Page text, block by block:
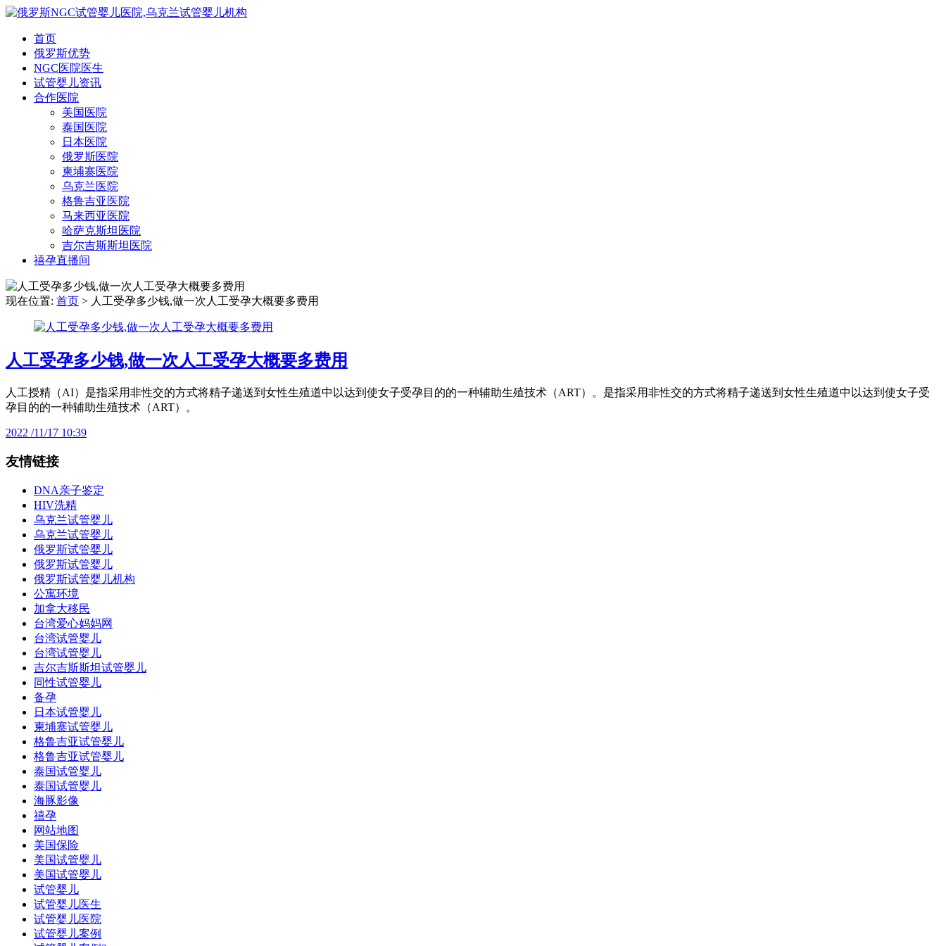
首页
俄罗斯优势
NGC医院医生
试管婴儿资讯
合作医院
美国医院
泰国医院
日本医院
俄罗斯医院
柬埔寨医院
乌克兰医院
格鲁吉亚医院
马来西亚医院
哈萨克斯坦医院
吉尔吉斯斯坦医院
禧孕直播间
现在位置: 首页 > 人工受孕多少钱,做一次人工受孕大概要多费用
人工受孕多少钱,做一次人工受孕大概要多费用
人工授精（AI）是指采用非性交的方式将精子递送到女性生殖道中以达到使女子受孕目的的一种辅助生殖技术（ART）。是指采用非性交的方式将精子递送到女性生殖道中以达到使女子受
孕目的的一种辅助生殖技术（ART）。
2022 /11/17 10:39
友情链接
DNA亲子鉴定
HIV洗精
乌克兰试管婴儿
乌克兰试管婴儿
俄罗斯试管婴儿
俄罗斯试管婴儿
俄罗斯试管婴儿机构
公寓环境
加拿大移民
台湾爱心妈妈网
台湾试管婴儿
台湾试管婴儿
吉尔吉斯斯坦试管婴儿
同性试管婴儿
备孕
日本试管婴儿
柬埔寨试管婴儿
格鲁吉亚试管婴儿
格鲁吉亚试管婴儿
泰国试管婴儿
泰国试管婴儿
海豚影像
禧孕
网站地图
美国保险
美国试管婴儿
美国试管婴儿
试管婴儿
试管婴儿医生
试管婴儿医院
试管婴儿案例